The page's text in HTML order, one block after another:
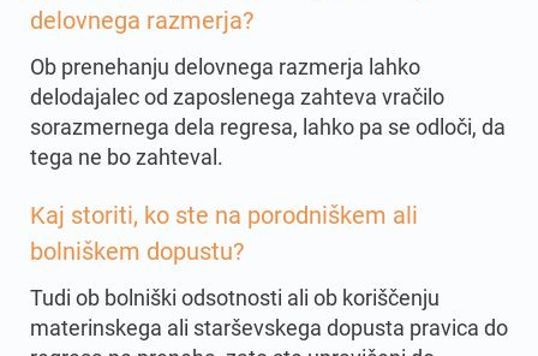
delovnega razmerja?
Ob prenehanju delovnega razmerja lahko
delodajalec od zaposlenega zahteva vračilo
sorazmernega dela regresa, lahko pa se odloči, da
tega ne bo zahteval.
Kaj storiti, ko ste na porodniškem ali
bolniškem dopustu?
Tudi ob bolniški odsotnosti ali ob koriščenju
materinskega ali starševskega dopusta pravica do